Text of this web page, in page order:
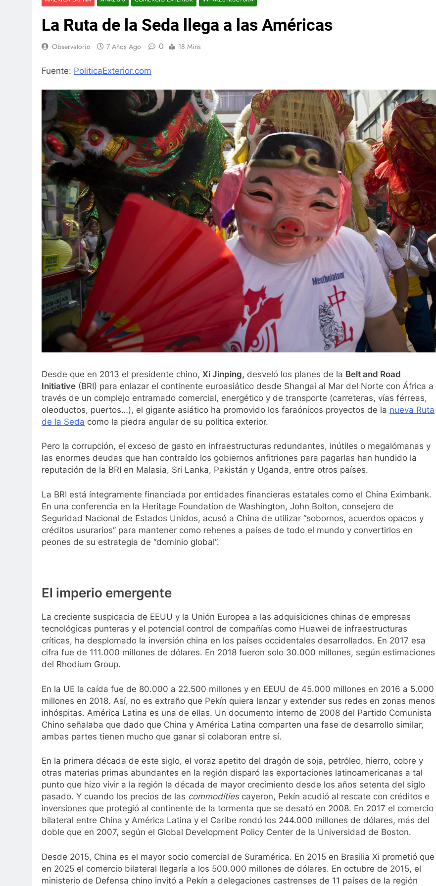
La Ruta de la Seda llega a las Américas
Observatorio 7 Años Ago 0 18 Mins
Fuente: PoliticaExterior.com
Desde que en 2013 el presidente chino, Xi Jinping, desveló los planes de la Belt and Road
Initiative (BRI) para enlazar el continente euroasiático desde Shangai al Mar del Norte con África a
través de un complejo entramado comercial, energético y de transporte (carreteras, vías férreas,
oleoductos, puertos…), el gigante asiático ha promovido los faraónicos proyectos de la nueva Ruta
de la Seda como la piedra angular de su política exterior.
Pero la corrupción, el exceso de gasto en infraestructuras redundantes, inútiles o megalómanas y
las enormes deudas que han contraído los gobiernos anfitriones para pagarlas han hundido la
reputación de la BRI en Malasia, Sri Lanka, Pakistán y Uganda, entre otros países.
La BRI está íntegramente financiada por entidades financieras estatales como el China Eximbank.
En una conferencia en la Heritage Foundation de Washington, John Bolton, consejero de
Seguridad Nacional de Estados Unidos, acusó a China de utilizar “sobornos, acuerdos opacos y
créditos usurarios” para mantener como rehenes a países de todo el mundo y convertirlos en
peones de su estrategia de “dominio global”.
El imperio emergente
La creciente suspicacia de EEUU y la Unión Europea a las adquisiciones chinas de empresas
tecnológicas punteras y el potencial control de compañías como Huawei de infraestructuras
críticas, ha desplomado la inversión china en los países occidentales desarrollados. En 2017 esa
cifra fue de 111.000 millones de dólares. En 2018 fueron solo 30.000 millones, según estimaciones
del Rhodium Group.
En la UE la caída fue de 80.000 a 22.500 millones y en EEUU de 45.000 millones en 2016 a 5.000
millones en 2018. Así, no es extraño que Pekín quiera lanzar y extender sus redes en zonas menos
inhóspitas. América Latina es una de ellas. Un documento interno de 2008 del Partido Comunista
Chino señalaba que dado que China y América Latina comparten una fase de desarrollo similar,
ambas partes tienen mucho que ganar si colaboran entre sí.
En la primera década de este siglo, el voraz apetito del dragón de soja, petróleo, hierro, cobre y
otras materias primas abundantes en la región disparó las exportaciones latinoamericanas a tal
punto que hizo vivir a la región la década de mayor crecimiento desde los años setenta del siglo
pasado. Y cuando los precios de las commoditiescayeron, Pekín acudió al rescate con créditos e
inversiones que protegió al continente de la tormenta que se desató en 2008. En 2017 el comercio
bilateral entre China y América Latina y el Caribe rondó los 244.000 millones de dólares, más del
doble que en 2007, según el Global Development Policy Center de la Universidad de Boston.
Desde 2015, China es el mayor socio comercial de Suramérica. En 2015 en Brasilia Xi prometió que
en 2025 el comercio bilateral llegaría a los 500.000 millones de dólares. En octubre de 2015, el
ministerio de Defensa chino invitó a Pekín a delegaciones castrenses de 11 países de la región